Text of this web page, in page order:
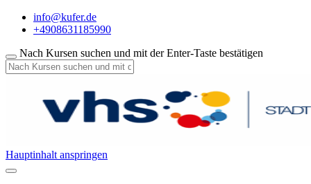
info@kufer.de
+4908631185990
Nach Kursen suchen und mit der Enter-Taste bestätigen
Hauptinhalt anspringen